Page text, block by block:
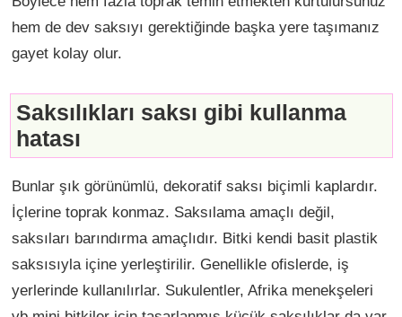
hem de dev saksıyı gerektiğinde başka yere taşımanız
gayet kolay olur.
Saksılıkları saksı gibi kullanma
hatası
Bunlar şık görünümlü, dekoratif saksı biçimli kaplardır.
İçlerine toprak konmaz. Saksılama amaçlı değil,
saksıları barındırma amaçlıdır. Bitki kendi basit plastik
saksısıyla içine yerleştirilir. Genellikle ofislerde, iş
yerlerinde kullanılırlar. Sukulentler, Afrika menekşeleri